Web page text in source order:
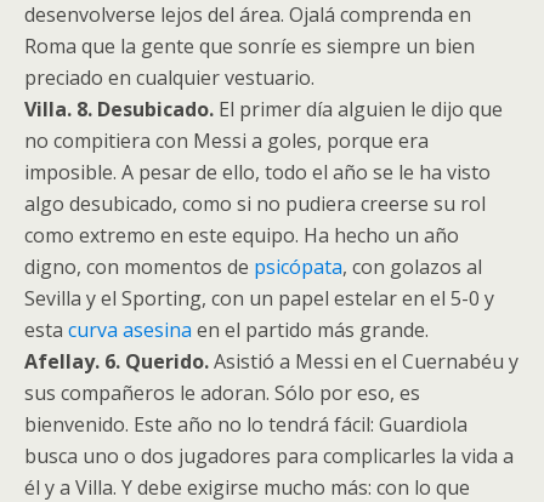
desenvolverse lejos del área. Ojalá comprenda en
Roma que la gente que sonríe es siempre un bien
preciado en cualquier vestuario.
Villa. 8. Desubicado. El primer día alguien le dijo que
no compitiera con Messi a goles, porque era
imposible. A pesar de ello, todo el año se le ha visto
algo desubicado, como si no pudiera creerse su rol
como extremo en este equipo. Ha hecho un año
digno, con momentos de psicópata, con golazos al
Sevilla y el Sporting, con un papel estelar en el 5-0 y
esta curva asesina en el partido más grande.
Afellay. 6. Querido.Asistió a Messi en el Cuernabéu y
sus compañeros le adoran. Sólo por eso, es
bienvenido. Este año no lo tendrá fácil: Guardiola
busca uno o dos jugadores para complicarles la vida a
él y a Villa. Y debe exigirse mucho más: con lo que